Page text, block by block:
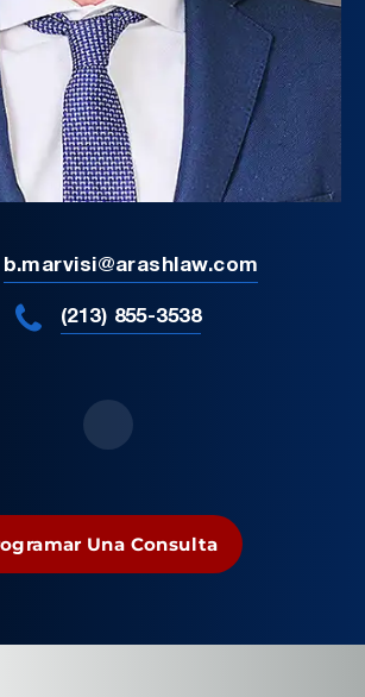
b.marvisi@arashlaw.com
(213) 855-3538
Una Consulta